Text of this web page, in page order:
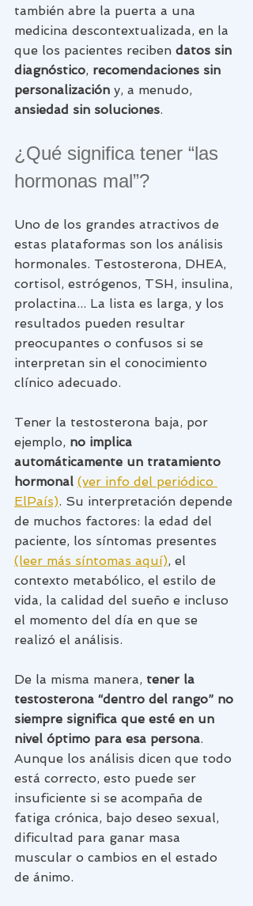
también abre la puerta a una
medicina descontextualizada, en la
que los pacientes reciben datos sin
diagnóstico, recomendaciones sin
personalización y, a menudo,
ansiedad sin soluciones.
¿Qué significa tener “las
hormonas mal”?
Uno de los grandes atractivos de
estas plataformas son los análisis
hormonales. Testosterona, DHEA,
cortisol, estrógenos, TSH, insulina,
prolactina... La lista es larga, y los
resultados pueden resultar
preocupantes o confusos si se
interpretan sin el conocimiento
clínico adecuado.
Tener la testosterona baja, por
ejemplo, no implica
automáticamente un tratamiento
hormonal (ver info del periódico
ElPaís). Su interpretación depende
de muchos factores: la edad del
paciente, los síntomas presentes
(leer más síntomas aquí), el
contexto metabólico, el estilo de
vida, la calidad del sueño e incluso
el momento del día en que se
realizó el análisis.
De la misma manera, tener la
testosterona “dentro del rango” no
siempre significa que esté en un
nivel óptimo para esa persona.
Aunque los análisis dicen que todo
está correcto, esto puede ser
insuficiente si se acompaña de
fatiga crónica, bajo deseo sexual,
dificultad para ganar masa
muscular o cambios en el estado
de ánimo.